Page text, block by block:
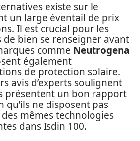
existe sur le
un large éventail de prix
Il est crucial pour les
bien se renseigner avant
comme Neutrogena
également
de protection solaire.
avis d’experts soulignent
présentent un bon rapport
qu’ils ne disposent pas
mêmes technologies
dans Isdin 100.